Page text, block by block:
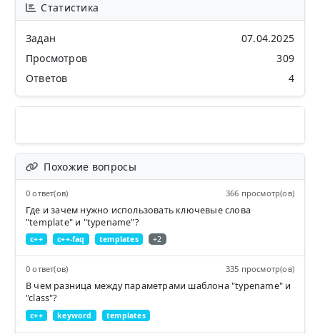
Статистика
Задан
07.04.2025
Просмотров
309
Ответов
4
Похожие вопросы
0 ответ(ов) 366 просмотр(ов)
Где и зачем нужно использовать ключевые слова
"template" и "typename"?
c++ c++-faq templates +2
0 ответ(ов) 335 просмотр(ов)
В чем разница между параметрами шаблона "typename" и
"class"?
c++ keyword templates